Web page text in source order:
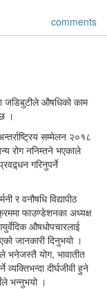
comments
जडिबुटीले औषधिको काम
।
सम्मेलन २०१८
रोग ननिम्तने भएकाले
गरिनुपर्ने
र वनौषधि विद्यापीठ
फाउण्डेशनका अध्यक्ष
औषधोपचारलाई
जानकारी दिनुभयो ।
भनेजस्तै योग, भावातीत
दीर्घजीवी हुने
भन्नुभयो ।